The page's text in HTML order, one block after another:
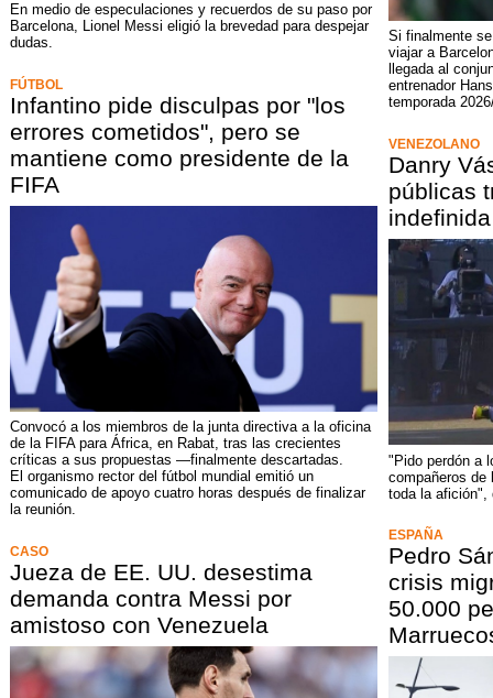
En medio de especulaciones y recuerdos de su paso por
Barcelona, Lionel Messi eligió la brevedad para despejar
dudas.
FÚTBOL
Infantino pide disculpas por "los
errores cometidos", pero se
mantiene como presidente de la
FIFA
Convocó a los miembros de la junta directiva a la oficina
de la FIFA para África, en Rabat, tras las crecientes
críticas a sus propuestas —finalmente descartadas.
El organismo rector del fútbol mundial emitió un
comunicado de apoyo cuatro horas después de finalizar
la reunión.
CASO
Jueza de EE. UU. desestima
demanda contra Messi por
amistoso con Venezuela
Si finalmente
viajar a
llegada al
entrenador
temporada
VENEZOLANO
Danry
públicas
"Pido perdón a
compañeros de
toda la afición",
ESPAÑA
Pedro
crisis
50.000